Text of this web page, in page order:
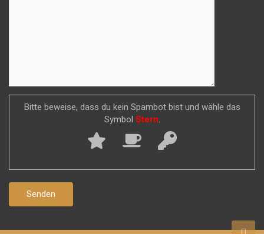
Bitte beweise, dass du kein Spambot bist und wähle das
Symbol Stern.